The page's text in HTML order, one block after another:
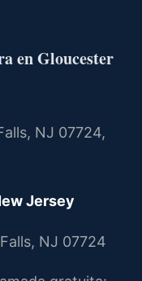
en Gloucester
NJ 07724,
Jersey
NJ 07724